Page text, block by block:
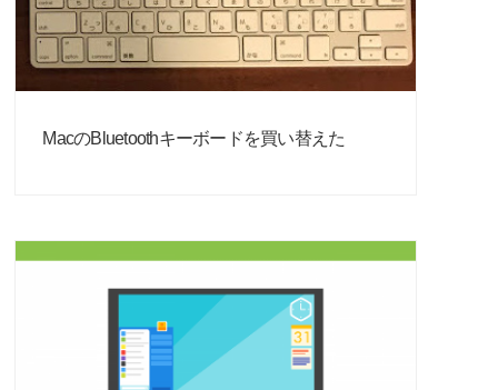
MacのBluetoothキーボードを買い替えた